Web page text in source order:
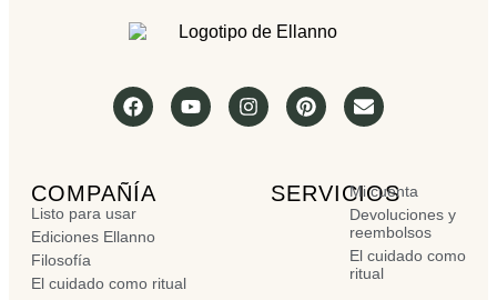
COMPAÑÍA
Listo para usar
Ediciones Ellanno
Filosofía
El cuidado como ritual
SERVICIOS
Mi cuenta
Devoluciones y
reembolsos
El cuidado como
ritual